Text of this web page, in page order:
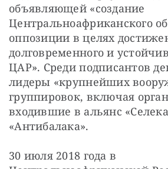
объявляющей «создание
Центральноафриканского
оппозиции в целях
долговременного и
ЦАР». Среди подписантов
лидеры «крупнейших
группировок, включая
входившие в альянс
«Антибалака».
30 июля 2018 года в